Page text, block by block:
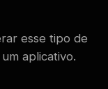
esse tipo de
aplicativo.